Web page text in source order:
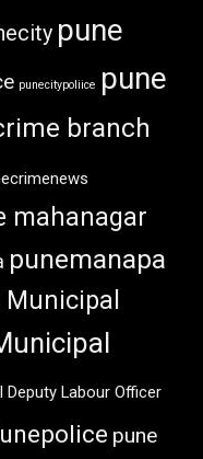
pune
punecitypoliice pune
branch
mahanagar
punemanapa
Municipal
Deputy Labour Officer
pune